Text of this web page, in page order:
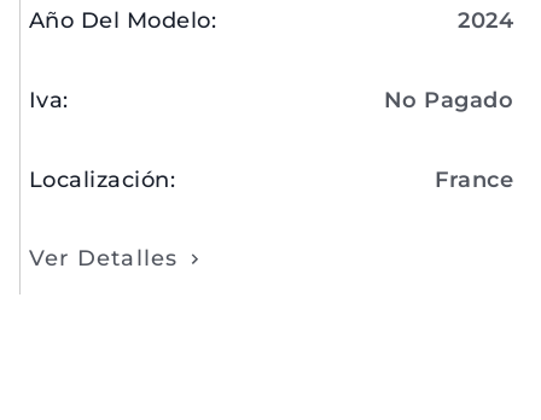
Año Del Modelo: 2024
Iva: No Pagado
Localización: France
Ver Detalles